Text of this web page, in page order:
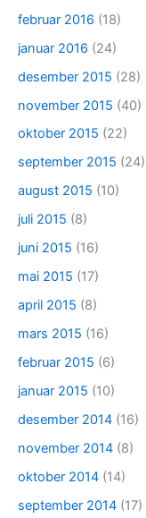
februar 2016 (18)
januar 2016 (24)
desember 2015 (28)
november 2015 (40)
oktober 2015 (22)
september 2015 (24)
august 2015 (10)
juli 2015 (8)
juni 2015 (16)
mai 2015 (17)
april 2015 (8)
mars 2015 (16)
februar 2015 (6)
januar 2015 (10)
desember 2014 (16)
november 2014 (8)
oktober 2014 (14)
september 2014 (17)